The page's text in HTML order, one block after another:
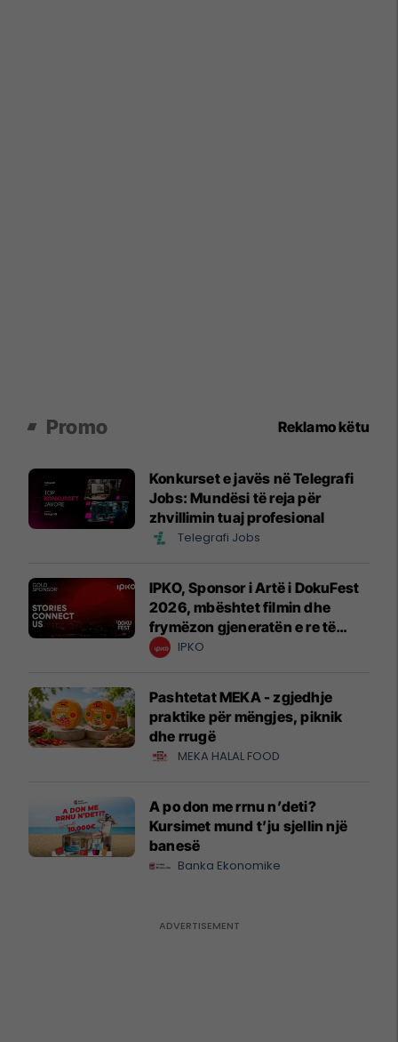
Promo Reklamo këtu
Konkurset e javës në Telegrafi
Jobs: Mundësi të reja për
zhvillimin tuaj profesional
Telegrafi Jobs
IPKO, Sponsor i Artë i DokuFest
2026, mbështet filmin dhe
frymëzon gjeneratën e re të
krijuesve
IPKO
Pashtetat MEKA - zgjedhje
praktike për mëngjes, piknik
dhe rrugë
MEKA HALAL FOOD
A po don me rrnu n’deti?
Kursimet mund t’ju sjellin një
banesë
Banka Ekonomike